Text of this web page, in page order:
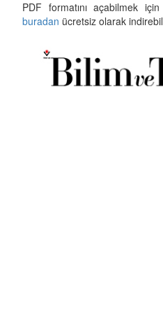
PDF formatını açabilmek
buradan ücretsiz olarak